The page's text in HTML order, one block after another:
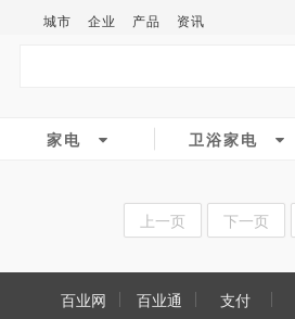
城市 企业 产品 资讯
家电 卫浴家电
上一页 下一页
百业网 百业通 支付